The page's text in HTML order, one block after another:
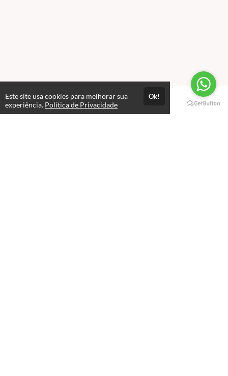
Páginas
Este site usa cookies para melhorar sua
experiência. Política de Privacidade
Ok!